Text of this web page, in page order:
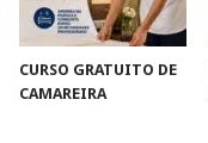
CURSO GRATUITO DE
CAMAREIRA